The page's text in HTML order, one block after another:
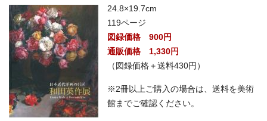
24.8×19.7cm
119ページ
図録価格 900円
通販価格 1,330円
（図録価格＋送料430円）
※2冊以上ご購入の場合は、送料を美術
館までご確認ください。